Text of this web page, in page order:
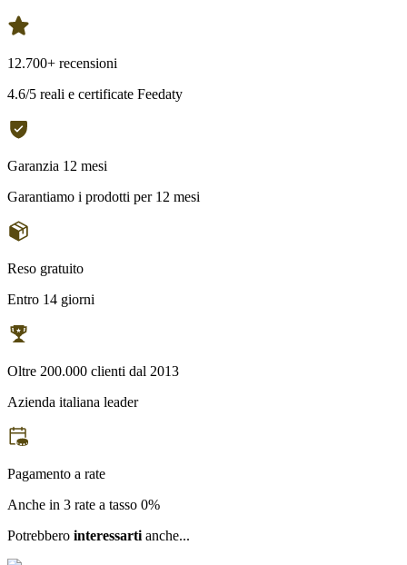
12.700+ recensioni
4.6/5 reali e certificate Feedaty
Garanzia 12 mesi
Garantiamo i prodotti per 12 mesi
Reso gratuito
Entro 14 giorni
Oltre 200.000 clienti dal 2013
Azienda italiana leader
Pagamento a rate
Anche in 3 rate a tasso 0%
Potrebbero interessarti anche...